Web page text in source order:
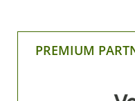
PREMIUM